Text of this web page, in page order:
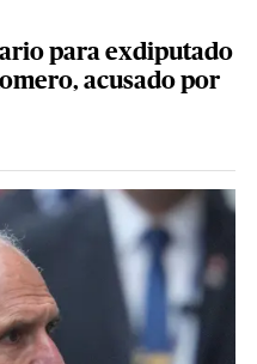
para exdiputado
acusado por